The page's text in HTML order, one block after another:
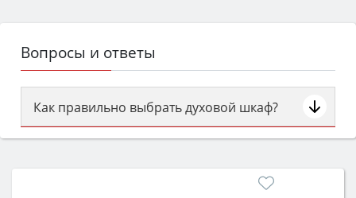
Вопросы и ответы
Как правильно выбрать духовой шкаф?
Сначала определитесь с типом (газовый или
затем смотрите на объём 50–70 л для семьи,